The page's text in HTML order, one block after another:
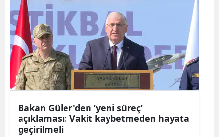
Bakan Güler'den ‘yeni süreç’
açıklaması: Vakit kaybetmeden hayata
geçirilmeli